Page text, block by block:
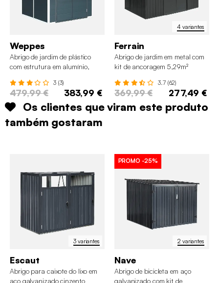
Weppes
Abrigo de jardim de plástico
com estrutura em alumínio,
3 (3)
479,99 € 383,99 €
4 variantes
Ferrain
Abrigo de jardim em metal com
kit de ancoragem 5,29m²
3.7 (62)
369,99 € 277,49 €
Os clientes que viram este produto
também gostaram
3 variantes
Escaut
Abrigo para caixote do lixo em
aço galvanizado cinzento
2 variantes
PROMO -25%
Nave
Abrigo de bicicleta em aço
galvanizado com kit de